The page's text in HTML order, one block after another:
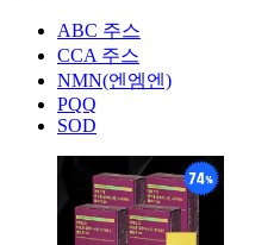
ABC 주스
CCA 주스
NMN(엔엠엔)
PQQ
SOD